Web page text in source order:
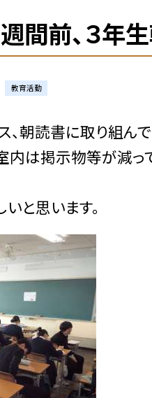
間前、３年
教育活動
、朝読書に取り組ん
は掲示物等が減っ
と思います。